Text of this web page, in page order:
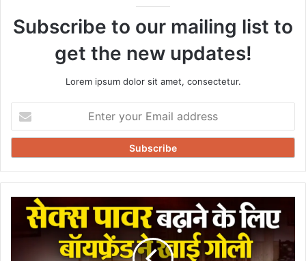
Subscribe to our mailing list to
get the new updates!
Lorem ipsum dolor sit amet, consectetur.
your
Email